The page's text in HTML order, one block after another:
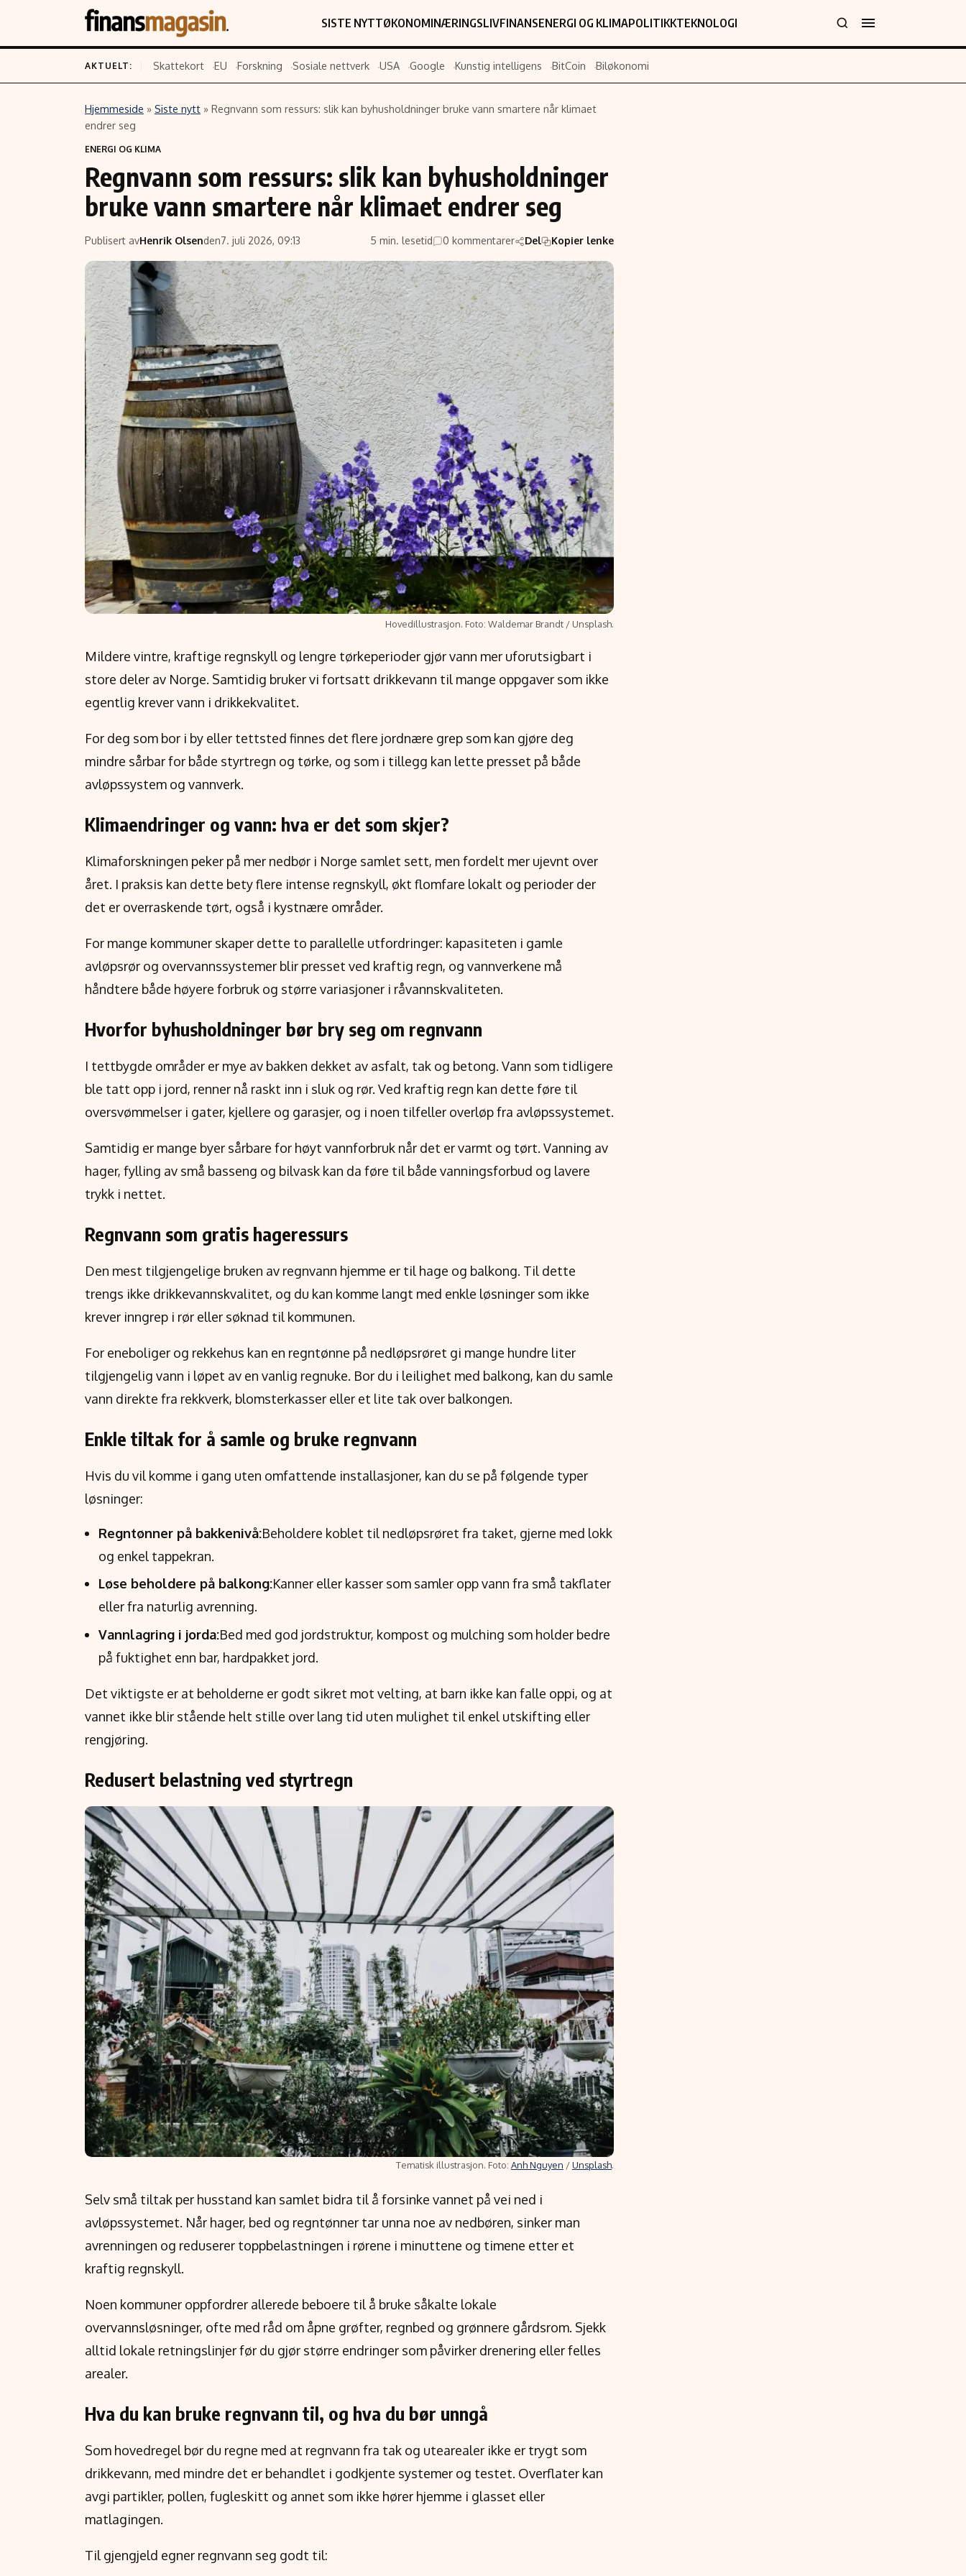
SISTE NYTTØKONOMINÆRINGSLIVFINANSENERGI OG KLIMAPOLITIKKTEKNOLOGI
Innhold
Siste nytt
Eiendom
Energi og klima
Fritid
Hav og sjømat
Verden
Økonomi
Politikk
Teknologi
Forbrukerrettigheter
Aksjer
Google
Kunstig intelligens
BitCoin
EU-Kommisjonen
Grønt skifte
Annonsepolicy
Retningslinjer for rettelser
Redaksjonell policy
AKTUELT: Skattekort EU Forskning Sosiale nettverk USA Google Kunstig intelligens BitCoin Biløkonomi
Hjemmeside » Siste nytt » Regnvann som ressurs: slik kan byhusholdninger bruke vann smartere når klimaet
endrer seg
ENERGI OG KLIMA
Regnvann som ressurs: slik kan byhusholdninger
bruke vann smartere når klimaet endrer seg
Publisert avHenrik Olsenden7. juli 2026, 09:13 5 min. lesetid 0 kommentarer Del Kopier lenke
Hovedillustrasjon. Foto: Waldemar Brandt / Unsplash.
Mildere vintre, kraftige regnskyll og lengre tørkeperioder gjør vann mer uforutsigbart i
store deler av Norge. Samtidig bruker vi fortsatt drikkevann til mange oppgaver som ikke
egentlig krever vann i drikkekvalitet.
For deg som bor i by eller tettsted finnes det flere jordnære grep som kan gjøre deg
mindre sårbar for både styrtregn og tørke, og som i tillegg kan lette presset på både
avløpssystem og vannverk.
Klimaendringer og vann: hva er det som skjer?
Klimaforskningen peker på mer nedbør i Norge samlet sett, men fordelt mer ujevnt over
året. I praksis kan dette bety flere intense regnskyll, økt flomfare lokalt og perioder der
det er overraskende tørt, også i kystnære områder.
For mange kommuner skaper dette to parallelle utfordringer: kapasiteten i gamle
avløpsrør og overvannssystemer blir presset ved kraftig regn, og vannverkene må
håndtere både høyere forbruk og større variasjoner i råvannskvaliteten.
Hvorfor byhusholdninger bør bry seg om regnvann
I tettbygde områder er mye av bakken dekket av asfalt, tak og betong. Vann som tidligere
ble tatt opp i jord, renner nå raskt inn i sluk og rør. Ved kraftig regn kan dette føre til
oversvømmelser i gater, kjellere og garasjer, og i noen tilfeller overløp fra avløpssystemet.
Samtidig er mange byer sårbare for høyt vannforbruk når det er varmt og tørt. Vanning av
hager, fylling av små basseng og bilvask kan da føre til både vanningsforbud og lavere
trykk i nettet.
Regnvann som gratis hageressurs
Den mest tilgjengelige bruken av regnvann hjemme er til hage og balkong. Til dette
trengs ikke drikkevannskvalitet, og du kan komme langt med enkle løsninger som ikke
krever inngrep i rør eller søknad til kommunen.
For eneboliger og rekkehus kan en regntønne på nedløpsrøret gi mange hundre liter
tilgjengelig vann i løpet av en vanlig regnuke. Bor du i leilighet med balkong, kan du samle
vann direkte fra rekkverk, blomsterkasser eller et lite tak over balkongen.
Enkle tiltak for å samle og bruke regnvann
Hvis du vil komme i gang uten omfattende installasjoner, kan du se på følgende typer
løsninger:
Regntønner på bakkenivå:Beholdere koblet til nedløpsrøret fra taket, gjerne med lokk
og enkel tappekran.
Løse beholdere på balkong:Kanner eller kasser som samler opp vann fra små takflater
eller fra naturlig avrenning.
Vannlagring i jorda:Bed med god jordstruktur, kompost og mulching som holder bedre
på fuktighet enn bar, hardpakket jord.
Det viktigste er at beholderne er godt sikret mot velting, at barn ikke kan falle oppi, og at
vannet ikke blir stående helt stille over lang tid uten mulighet til enkel utskifting eller
rengjøring.
Redusert belastning ved styrtregn
Tematisk illustrasjon. Foto: Anh Nguyen /Unsplash.
Selv små tiltak per husstand kan samlet bidra til å forsinke vannet på vei ned i
avløpssystemet. Når hager, bed og regntønner tar unna noe av nedbøren, sinker man
avrenningen og reduserer toppbelastningen i rørene i minuttene og timene etter et
kraftig regnskyll.
Noen kommuner oppfordrer allerede beboere til å bruke såkalte lokale
overvannsløsninger, ofte med råd om åpne grøfter, regnbed og grønnere gårdsrom. Sjekk
alltid lokale retningslinjer før du gjør større endringer som påvirker drenering eller felles
arealer.
Hva du kan bruke regnvann til, og hva du bør unngå
Som hovedregel bør du regne med at regnvann fra tak og utearealer ikke er trygt som
drikkevann, med mindre det er behandlet i godkjente systemer og testet. Overflater kan
avgi partikler, pollen, fugleskitt og annet som ikke hører hjemme i glasset eller
matlagingen.
Til gjengjeld egner regnvann seg godt til: